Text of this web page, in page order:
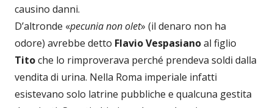
causino danni.
D’altronde «pecunia non olet» (il denaro non ha
odore) avrebbe detto Flavio Vespasianoal figlio
Titoche lo rimproverava perché prendeva soldi dalla
vendita di urina. Nella Roma imperiale infatti
esistevano solo latrine pubbliche e qualcuna gestita